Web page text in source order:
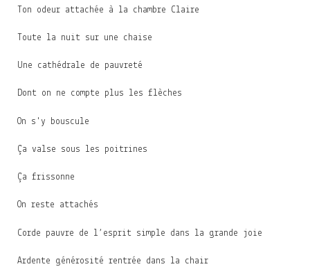
Ton odeur attachée à la chambre Claire
Toute la nuit sur une chaise
Une cathédrale de pauvreté
Dont on ne compte plus les flèches
On s'y bouscule
Ça valse sous les poitrines
Ça frissonne
On reste attachés
Corde pauvre de l’esprit simple dans la grande joie
Ardente générosité rentrée dans la chair